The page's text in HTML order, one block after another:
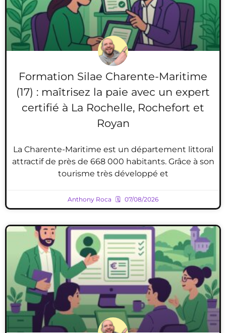
Formation Silae Charente-Maritime
(17) : maîtrisez la paie avec un expert
certifié à La Rochelle, Rochefort et
Royan
La Charente-Maritime est un département littoral
attractif de près de 668 000 habitants. Grâce à son
tourisme très développé et
Anthony Roca 07/08/2026